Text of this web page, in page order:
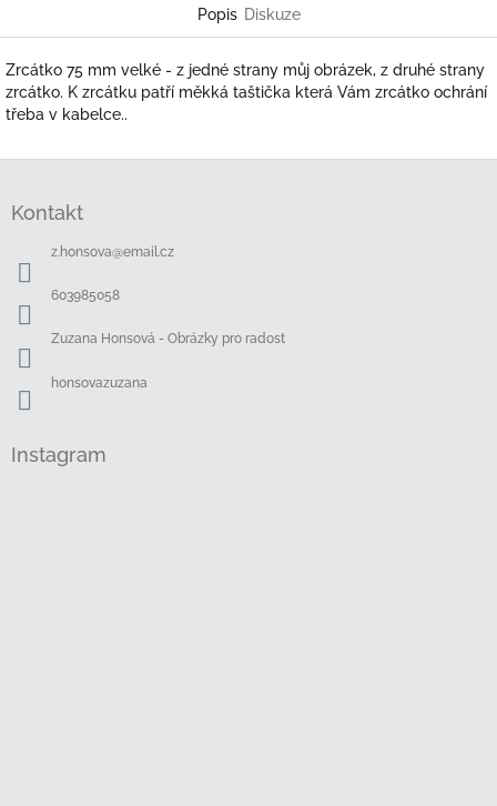
Popis Diskuze
Zrcátko 75 mm velké - z jedné strany můj obrázek, z druhé strany
zrcátko. K zrcátku patří měkká taštička která Vám zrcátko ochrání
třeba v kabelce..
Kontakt
z.honsova@email.cz
603985058
Zuzana Honsová - Obrázky pro radost
honsovazuzana
Instagram